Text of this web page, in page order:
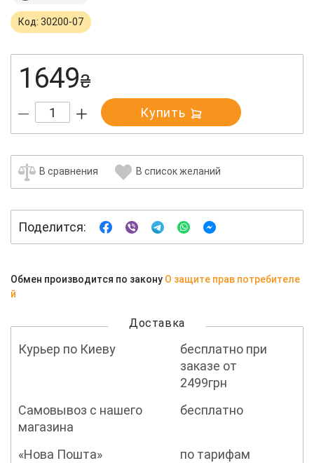
Код: 30200-07
1649₴
Купить
В сравнения В список желаний
Поделится:
Обмен производится по закону О защите прав потребителе
й
Доставка
Курьер по Киеву
бесплатно при
заказе от
2499грн
Самовывоз с нашего
магазина
бесплатно
«Нова Пошта»
по тарифам